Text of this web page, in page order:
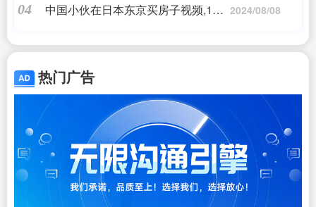
04
中国小伙在日本东京买房子视频,19岁
看上求嫁,现在啥样了?_百度...
2024/08/08
热门广告